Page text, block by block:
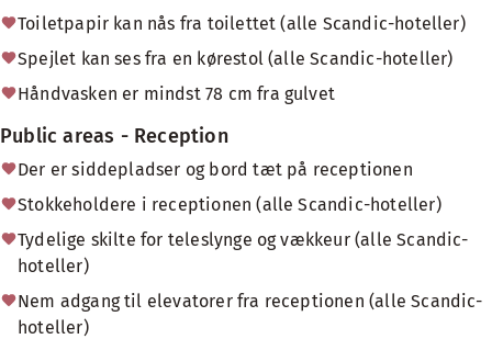
Toiletpapir kan nås fra toilettet (alle Scandic-hoteller)
Spejlet kan ses fra en kørestol (alle Scandic-hoteller)
Håndvasken er mindst 78 cm fra gulvet
Public areas - Reception
Der er siddepladser og bord tæt på receptionen
Stokkeholdere i receptionen (alle Scandic-hoteller)
Tydelige skilte for teleslynge og vækkeur (alle Scandic-
hoteller)
Nem adgang til elevatorer fra receptionen (alle Scandic-
hoteller)